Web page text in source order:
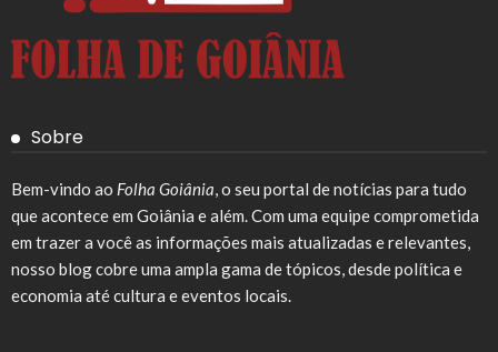
Sobre
Bem-vindo ao Folha Goiânia , o seu portal de notícias para tudo
que acontece em Goiânia e além. Com uma equipe comprometida
em trazer a você as informações mais atualizadas e relevantes,
nosso blog cobre uma ampla gama de tópicos, desde política e
economia até cultura e eventos locais.